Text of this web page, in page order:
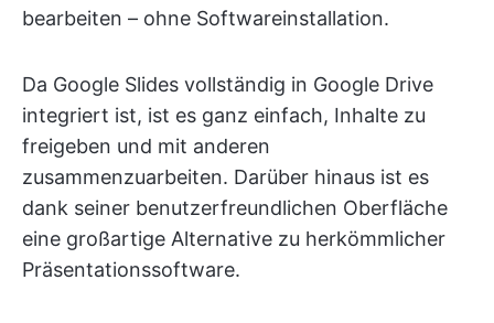
bearbeiten – ohne Softwareinstallation.
Da Google Slides vollständig in Google Drive
integriert ist, ist es ganz einfach, Inhalte zu
freigeben und mit anderen
zusammenzuarbeiten. Darüber hinaus ist es
dank seiner benutzerfreundlichen Oberfläche
eine großartige Alternative zu herkömmlicher
Präsentationssoftware.